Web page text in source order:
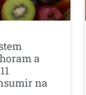
a
na